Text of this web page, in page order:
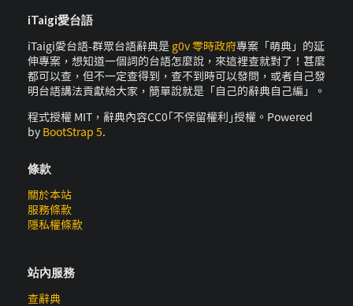
iTaigi愛台語
iTaigi愛台語-群眾台語辭典是 g0v 零時政府專案「萌典」的延
伸專案，想知道一個詞的台語怎麼說，來這裡查就對了！甚麼
都可以查，但不一定查得到，查不到時可以發問，或者自己發
明台語講法貢獻給大家，簡單說就是「自己的辭典自己編」。
程式授權 MIT，辭典內容CC0｢不保留權利｣授權。Powered
by BootStrap 5.
條款
關於本站
服務條款
隱私權條款
站內服務
查辭典